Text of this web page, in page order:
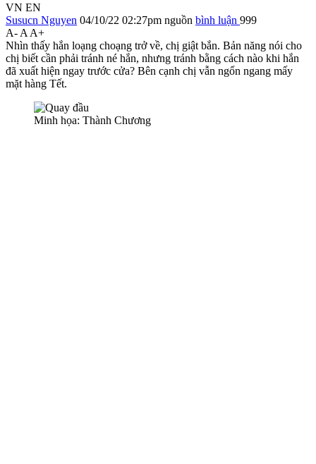
VN EN
Susucn Nguyen 04/10/22 02:27pm nguồn bình luận 999
A- A A+
Nhìn thấy hắn loạng choạng trở về, chị giật bắn. Bản năng nói cho
chị biết cần phải tránh né hắn, nhưng tránh bằng cách nào khi hắn
đã xuất hiện ngay trước cửa? Bên cạnh chị vẫn ngổn ngang mấy
mặt hàng Tết.
Minh họa: Thành Chương